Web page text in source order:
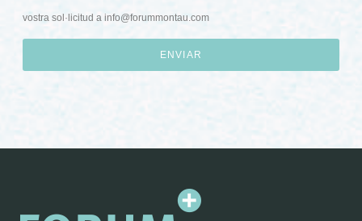
vostra sol·licitud ainfo@forummontau.com
ENVIAR